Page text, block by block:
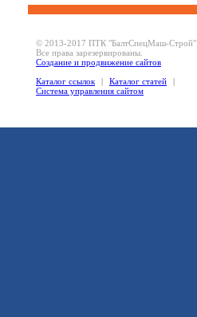
© 2013-2017 ПТК "БалтСпецМаш-Строй"
Все права зарезервированы.
Создание и продвижение сайтов
Каталог ссылок
| Каталог статей
|
Система управления сайтом